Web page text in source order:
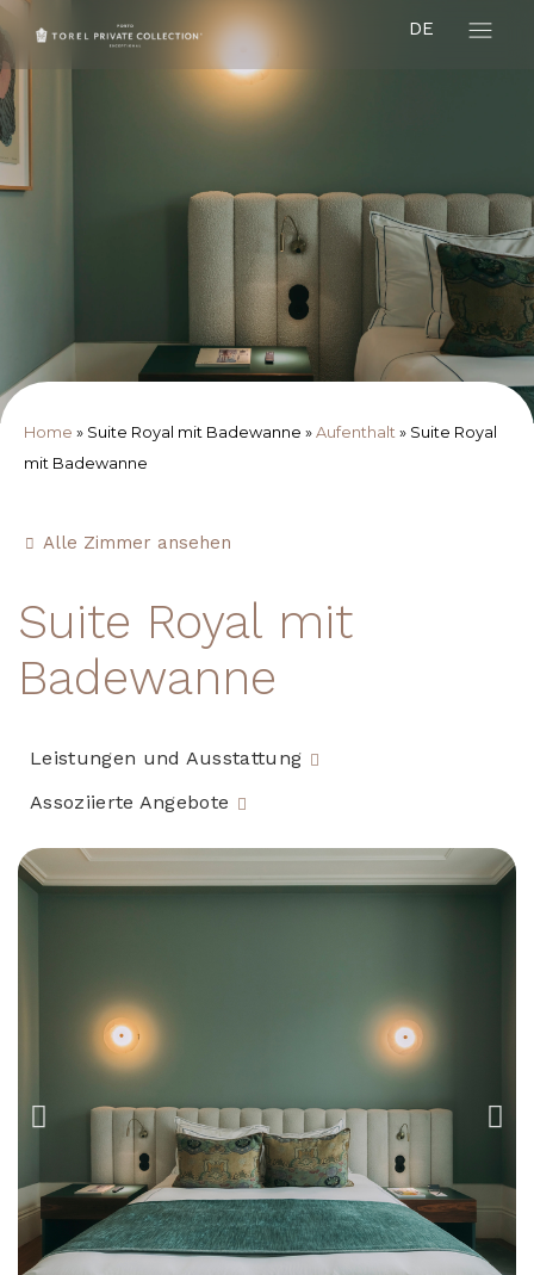
DE
Home » Suite Royal mit Badewanne » Aufenthalt » Suite Royal
mit Badewanne
Alle Zimmer ansehen
Suite Royal mit
Badewanne
Leistungen und Ausstattung
Assoziierte Angebote